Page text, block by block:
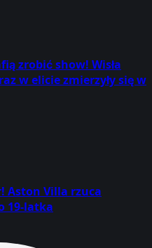
zrobić show! Wisła
w elicie zmierzyły się w
Aston Villa rzuca
19-latka